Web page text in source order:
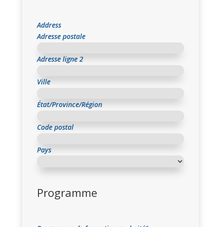
Address
Adresse postale
Adresse ligne 2
Ville
État/Province/Région
Code postal
Pays
Programme